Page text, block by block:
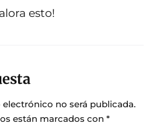
esto!
no será publicada.
están marcados con *